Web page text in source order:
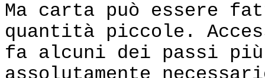
Ma carta può essere
quantità piccole.
fa alcuni dei passi